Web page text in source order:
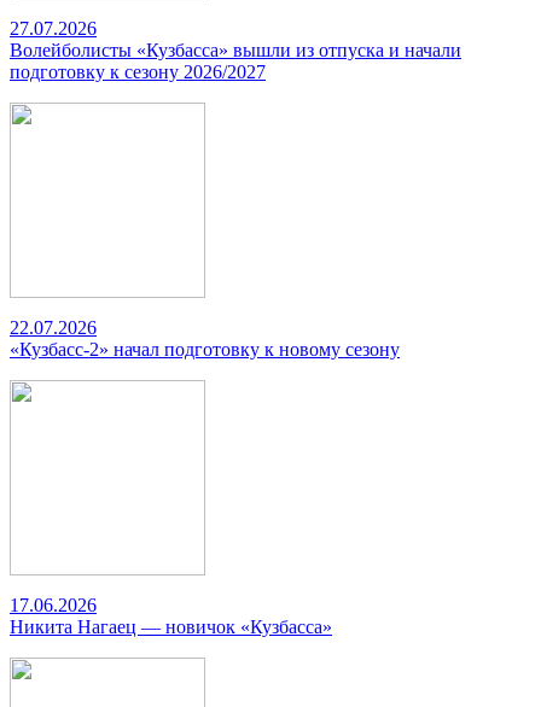
27.07.2026
Волейболисты «Кузбасса» вышли из отпуска и начали
подготовку к сезону 2026/2027
22.07.2026
«Кузбасс-2» начал подготовку к новому сезону
17.06.2026
Никита Нагаец — новичок «Кузбасса»